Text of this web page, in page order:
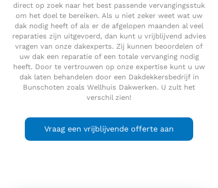
direct op zoek naar het best passende vervangingsstuk
om het doel te bereiken. Als u niet zeker weet wat uw
dak nodig heeft of als er de afgelopen maanden al veel
reparaties zijn uitgevoerd, dan kunt u vrijblijvend advies
vragen van onze dakexperts. Zij kunnen beoordelen of
uw dak een reparatie of een totale vervanging nodig
heeft. Door te vertrouwen op onze expertise kunt u uw
dak laten behandelen door een Dakdekkersbedrijf in
Bunschoten zoals Wellhuis Dakwerken. U zult het
verschil zien!
Vraag een vrijblijvende offerte aan